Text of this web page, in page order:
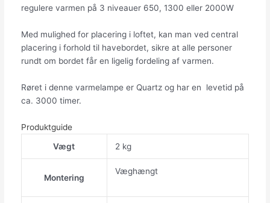
regulere varmen på 3 niveauer 650, 1300 eller 2000W
Med mulighed for placering i loftet, kan man ved central
placering i forhold til havebordet, sikre at alle personer
rundt om bordet får en ligelig fordeling af varmen.
Røret i denne varmelampe er Quartz og har en levetid på
ca. 3000 timer.
Produktguide
Vægt
2 kg
Montering
Væghængt